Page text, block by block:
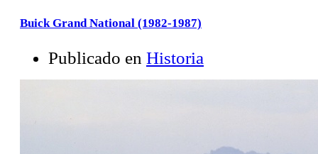
Buick Grand National (1982-1987)
Publicado en Historia